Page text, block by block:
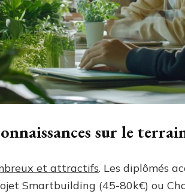
sur le
et attractifs. Les diplômés
Smartbuilding (45-80k€) ou